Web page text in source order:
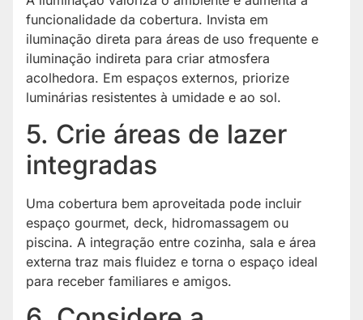
funcionalidade da cobertura. Invista em
iluminação direta para áreas de uso frequente e
iluminação indireta para criar atmosfera
acolhedora. Em espaços externos, priorize
luminárias resistentes à umidade e ao sol.
5. Crie áreas de lazer
integradas
Uma cobertura bem aproveitada pode incluir
espaço gourmet, deck, hidromassagem ou
piscina. A integração entre cozinha, sala e área
externa traz mais fluidez e torna o espaço ideal
para receber familiares e amigos.